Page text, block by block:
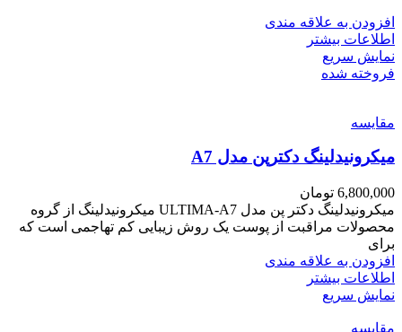
افزودن به علاقه مندی
اطلاعات بیشتر
نمایش سریع
فروخته شده
مقايسه
میکرونیدلینگ دکترپن مدل A7
6,800,000 تومان
میکرونیدلینگ دکتر پن مدل ULTIMA-A7 میکرونیدلینگ از گروه
محصولات مراقبت از پوست یک روش زیبایی کم تهاجمی است که
برای
افزودن به علاقه مندی
اطلاعات بیشتر
نمایش سریع
مقايسه